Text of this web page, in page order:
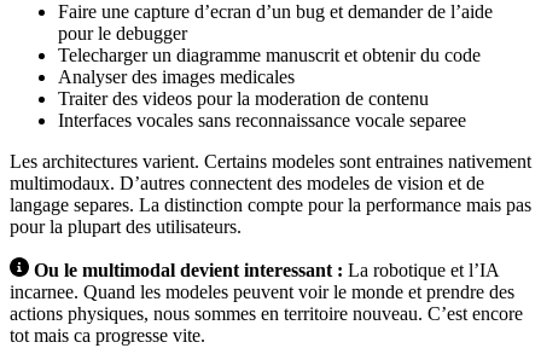
Faire une capture d’ecran d’un bug et demander de l’aide
pour le debugger
Telecharger un diagramme manuscrit et obtenir du code
Analyser des images medicales
Traiter des videos pour la moderation de contenu
Interfaces vocales sans reconnaissance vocale separee
Les architectures varient. Certains modeles sont entraines nativement
multimodaux. D’autres connectent des modeles de vision et de
langage separes. La distinction compte pour la performance mais pas
pour la plupart des utilisateurs.
Ou le multimodal devient interessant : La robotique et l’IA
incarnee. Quand les modeles peuvent voir le monde et prendre des
actions physiques, nous sommes en territoire nouveau. C’est encore
tot mais ca progresse vite.